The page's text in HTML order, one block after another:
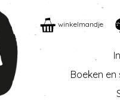
winkelmandje
Boeken en